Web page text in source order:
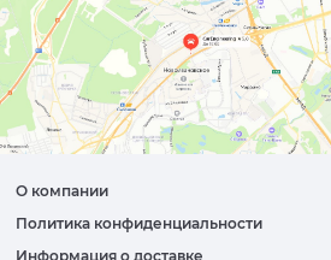
О компании
Политика конфиденциальности
Информация о доставке